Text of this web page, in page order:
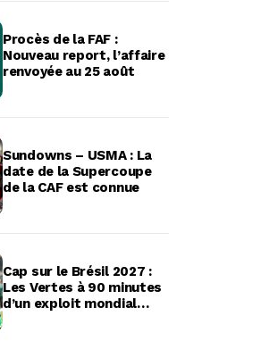
Procès de la FAF :
Nouveau report, l’affaire
renvoyée au 25 août
Sundowns – USMA : La
date de la Supercoupe
de la CAF est connue
Cap sur le Brésil 2027 :
Les Vertes à 90 minutes
d’un exploit mondial